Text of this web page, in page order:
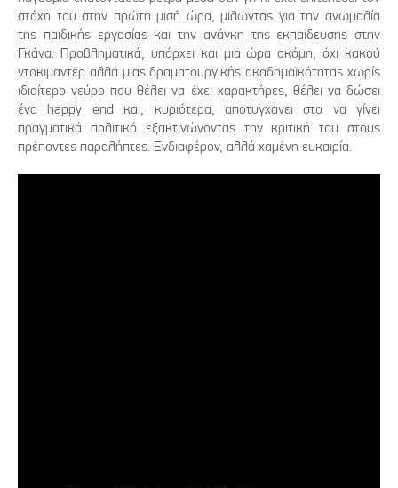
στόχο του στην πρώτη μισή ώρα, μιλώντας για την ανωμαλία
της παιδικής εργασίας και την ανάγκη της εκπαίδευσης στην
Γκάνα. Προβληματικά, υπάρχει και μια ώρα ακόμη, όχι κακού
ντοκιμαντέρ αλλά μιας δραματουργικής ακαδημαϊκότητας χωρίς
ιδιαίτερο νεύρο που θέλει να έχει χαρακτήρες, θέλει να δώσει
ένα happy end και, κυριότερα, αποτυγχάνει στο να γίνει
πραγματικά πολιτικό εξακτινώνοντας την κριτική του στους
πρέποντες παραλήπτες. Ενδιαφέρον, αλλά χαμένη ευκαιρία.